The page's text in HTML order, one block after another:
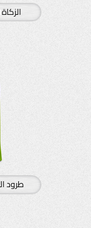
طرود الخير (٣٥ دينار